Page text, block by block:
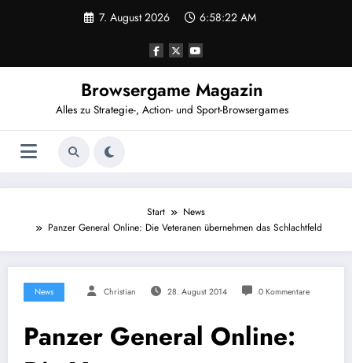
7. August 2026 6:58:23 AM
Browsergame Magazin
Alles zu Strategie-, Action- und Sport-Browsergames
Start
News
Panzer General Online: Die Veteranen übernehmen das Schlachtfeld
News Christian 28. August 2014 0 Kommentare
Panzer General Online: